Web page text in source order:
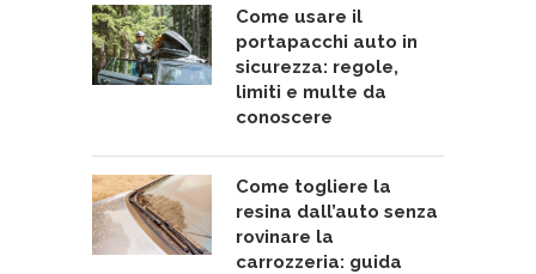
Come usare il
portapacchi auto in
sicurezza: regole,
limiti e multe da
conoscere
Come togliere la
resina dall’auto senza
rovinare la
carrozzeria: guida